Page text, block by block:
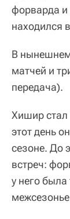
форварда и
находился
В нынешнем
матчей и
передача).
Хишир стал
этот день
сезоне. До
встреч:
у него